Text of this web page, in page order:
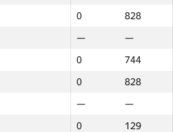
0
828
—
—
0
744
0
828
—
—
0
129
0
828
—
—
0
744
0
828
—
—
0
129